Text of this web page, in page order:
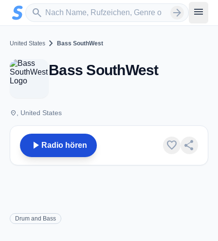
Zum Hauptinhalt springen
search
Sender suchen arrow_forward menu
United States chevron_right Bass SouthWest
Bass SouthWest
place , United States
play_arrow Radio hören favorite share
Drum and Bass